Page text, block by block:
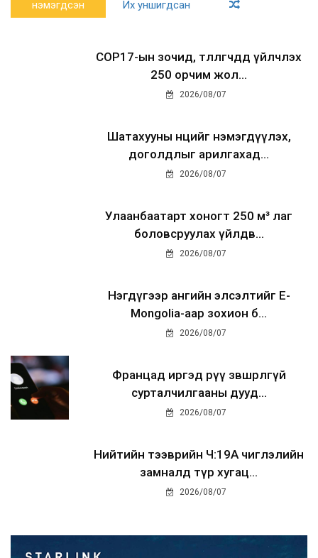
нэмэгдсэн
Их уншигдсан
COP17-ын зочид, төлөөлөгчдөд үйлчлэх
250 орчим жол...
2026/08/07
Шатахууны нөөцийг нэмэгдүүлэх,
доголдлыг арилгахад...
2026/08/07
Улаанбаатарт хоногт 250 м³ лаг
боловсруулах үйлдв...
2026/08/07
Нэгдүгээр ангийн элсэлтийг E-
Mongolia-аар зохион б...
2026/08/07
Францад иргэд рүү зөвшөөрөлгүй
сурталчилгааны дууд...
2026/08/07
Нийтийн тээврийн Ч:19А чиглэлийн
замналд түр хугац...
2026/08/07
Автомашины улсын дугаар сондгой